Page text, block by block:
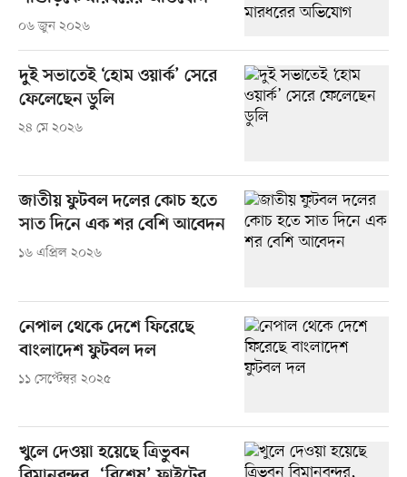
০৬ জুন ২০২৬
দুই সভাতেই ‘হোম ওয়ার্ক’ সেরে
ফেলেছেন ডুলি
২৪ মে ২০২৬
জাতীয় ফুটবল দলের কোচ হতে
সাত দিনে এক শর বেশি আবেদন
১৬ এপ্রিল ২০২৬
নেপাল থেকে দেশে ফিরেছে
বাংলাদেশ ফুটবল দল
১১ সেপ্টেম্বর ২০২৫
খুলে দেওয়া হয়েছে ত্রিভুবন